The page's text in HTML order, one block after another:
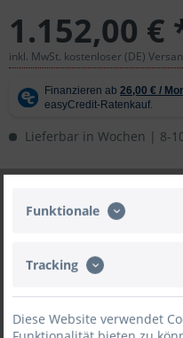
1.152,00 €
inkl. MwSt. kostenloser (DE)
Lieferbar in Wochen | 8-
Funktionale
Tracking
Diese Website verwendet